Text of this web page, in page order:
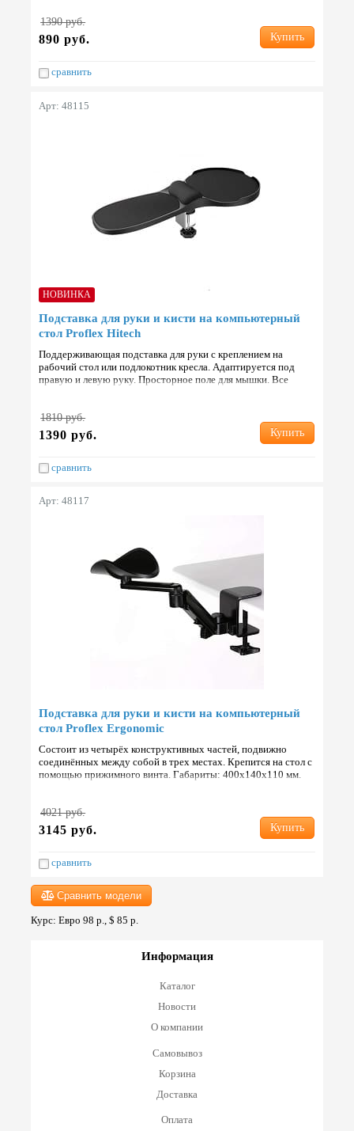
1390 руб.
890 руб. Купить
сравнить
Арт: 48115
НОВИНКА
Подставка для руки и кисти на компьютерный
стол Proflex Hitech
Поддерживающая подставка для руки с креплением на
рабочий стол или подлокотник кресла. Адаптируется под
правую и левую руку. Просторное поле для мышки. Все
1810 руб.
1390 руб. Купить
сравнить
Арт: 48117
Подставка для руки и кисти на компьютерный
стол Proflex Ergonomic
Состоит из четырёх конструктивных частей, подвижно
соединённых между собой в трех местах. Крепится на стол с
помощью прижимного винта. Габариты: 400х140х110 мм.
4021 руб.
3145 руб. Купить
сравнить
Сравнить модели
Курс: Евро 98 р., $ 85 р.
Информация
Каталог
Новости
О компании
Самовывоз
Корзина
Доставка
Оплата